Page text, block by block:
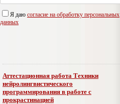
Я даю согласие на обработку персональных
данных
Аттестационная работа Техники
нейролингвистического
программирования в работе с
прокрастинацией